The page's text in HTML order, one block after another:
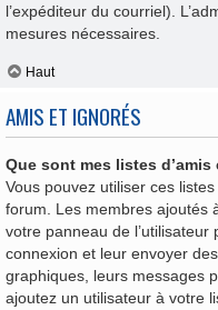
l’expéditeur du courriel).
mesures nécessaires.
Haut
AMIS ET IGNORÉS
Que sont mes listes d’amis
Vous pouvez utiliser ces
forum. Les membres ajoutés
votre panneau de
connexion et leur envoyer
graphiques, leurs messages
ajoutez un utilisateur à votre